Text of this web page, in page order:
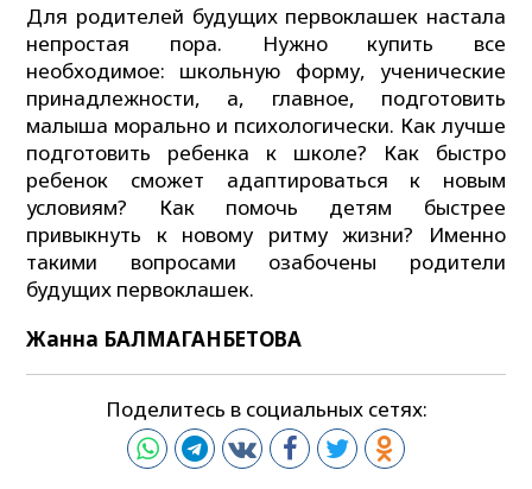
Для родителей будущих первоклашек настала
непростая пора. Нужно купить все
необходимое: школьную форму, ученические
принадлежности, а, главное, подготовить
малыша морально и психологически. Как лучше
подготовить ребенка к школе? Как быстро
ребенок сможет адаптироваться к новым
условиям? Как помочь детям быстрее
привыкнуть к новому ритму жизни? Именно
такими вопросами озабочены родители
будущих первоклашек.
Жанна БАЛМАГАНБЕТОВА
Поделитесь в социальных сетях: